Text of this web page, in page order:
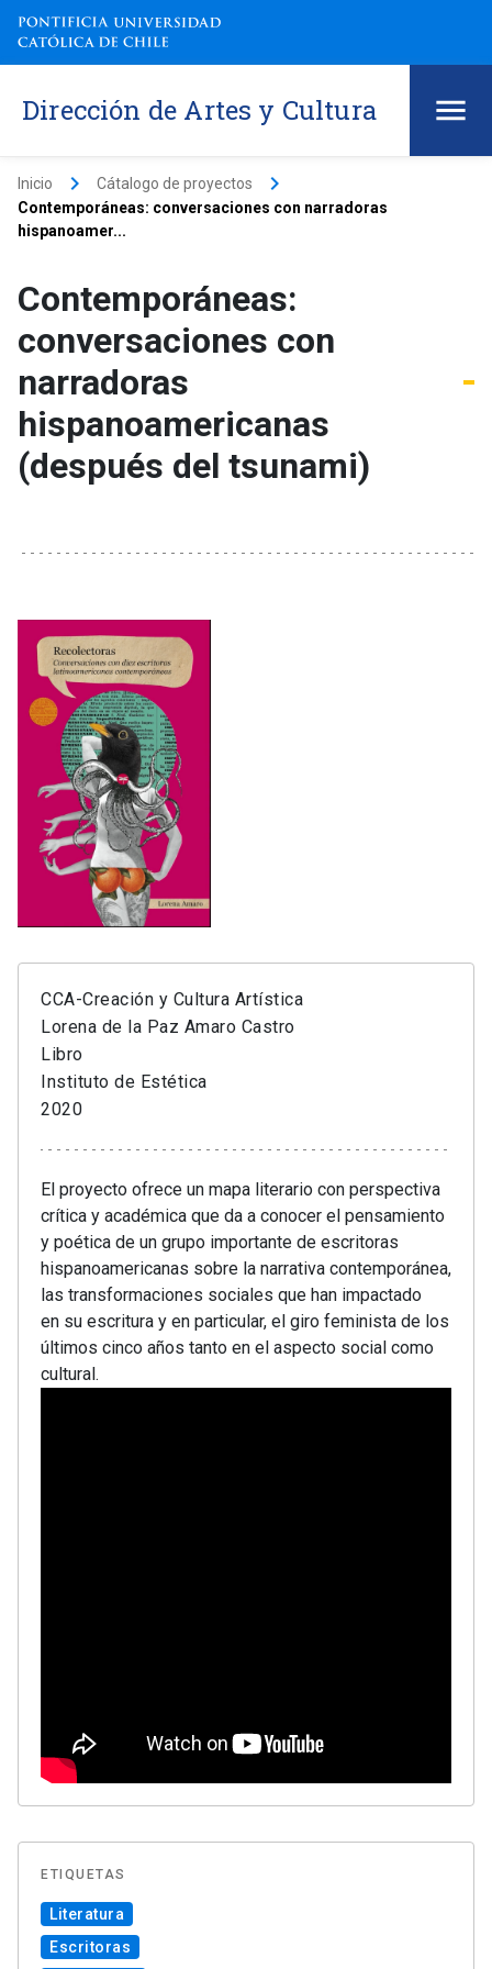
Dirección de Artes y Cultura
Inicio keyboard_arrow_right Cátalogo de proyectos keyboard_arrow_right
Contemporáneas: conversaciones con narradoras
hispanoamer...
Contemporáneas:
conversaciones con
narradoras
hispanoamericanas
(después del tsunami)
CCA-Creación y Cultura Artística
Lorena de la Paz Amaro Castro
Libro
Instituto de Estética
2020
El proyecto ofrece un mapa literario con perspectiva
crítica y académica que da a conocer el pensamiento
y poética de un grupo importante de escritoras
hispanoamericanas sobre la narrativa contemporánea,
las transformaciones sociales que han impactado
en su escritura y en particular, el giro feminista de los
últimos cinco años tanto en el aspecto social como
cultural.
ETIQUETAS
Literatura
Escritoras